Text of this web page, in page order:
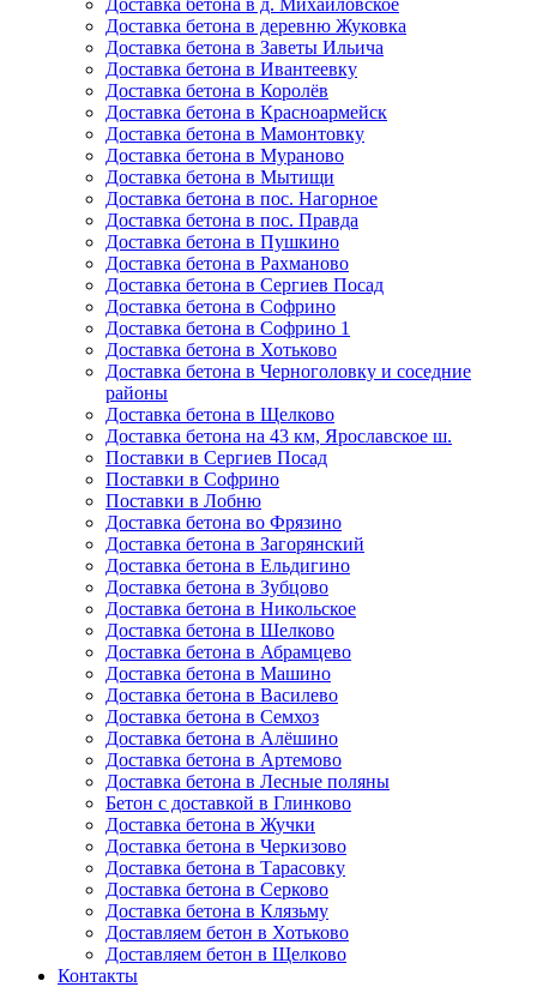
Доставка бетона в д. Михайловское
Доставка бетона в деревню Жуковка
Доставка бетона в Заветы Ильича
Доставка бетона в Ивантеевку
Доставка бетона в Королёв
Доставка бетона в Красноармейск
Доставка бетона в Мамонтовку
Доставка бетона в Мураново
Доставка бетона в Мытищи
Доставка бетона в пос. Нагорное
Доставка бетона в пос. Правда
Доставка бетона в Пушкино
Доставка бетона в Рахманово
Доставка бетона в Сергиев Посад
Доставка бетона в Софрино
Доставка бетона в Софрино 1
Доставка бетона в Хотьково
Доставка бетона в Черноголовку и соседние
районы
Доставка бетона в Щелково
Доставка бетона на 43 км, Ярославское ш.
Поставки в Сергиев Посад
Поставки в Софрино
Поставки в Лобню
Доставка бетона во Фрязино
Доставка бетона в Загорянский
Доставка бетона в Ельдигино
Доставка бетона в Зубцово
Доставка бетона в Никольское
Доставка бетона в Шелково
Доставка бетона в Абрамцево
Доставка бетона в Машино
Доставка бетона в Василево
Доставка бетона в Семхоз
Доставка бетона в Алёшино
Доставка бетона в Артемово
Доставка бетона в Лесные поляны
Бетон с доставкой в Глинково
Доставка бетона в Жучки
Доставка бетона в Черкизово
Доставка бетона в Тарасовку
Доставка бетона в Серково
Доставка бетона в Клязьму
Доставляем бетон в Хотьково
Доставляем бетон в Щелково
Контакты